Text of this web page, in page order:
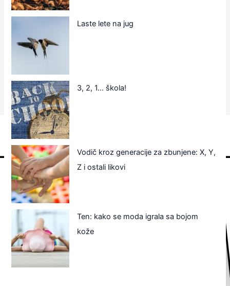
Laste lete na jug
3, 2, 1… škola!
Vodič kroz generacije za zbunjene: X, Y,
Z i ostali likovi
Ten: kako se moda igrala sa bojom
kože